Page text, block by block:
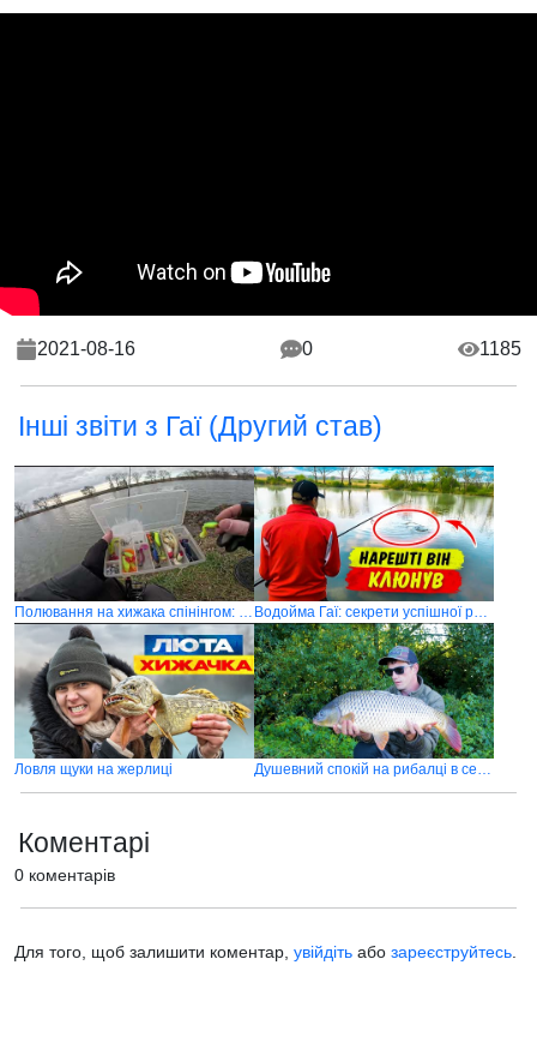
2021-08-16 0 1185
Інші звіти з Гаї (Другий став)
Полювання на хижака спінінгом: рибалка на оновленій водоймі Трофейний Затишок в селі Гаї Водойма Гаї: секрети успішної риболовлі. Ловля трофейного коропа
Ловля щуки на жерлиці Душевний спокій на рибалці в селі Гаї
Коментарі
0 коментарів
Для того, щоб залишити коментар, увійдіть або зареєструйтесь